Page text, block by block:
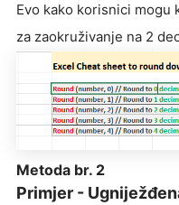
Evo kako korisnici mogu
za zaokruživanje na 2
Metoda br. 2
Primjer -